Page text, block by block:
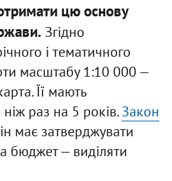
цю основу
Згідно
і тематичного
масштабу 1:10 000 —
Її мають
раз на 5 років.Закон
має затверджувати
бюджет — виділяти